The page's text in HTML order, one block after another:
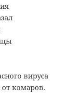
вируса
комаров.